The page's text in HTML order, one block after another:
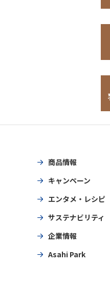
商品情報
キャンペーン
エンタメ・レシピ
サステナビリティ
企業情報
Asahi Park